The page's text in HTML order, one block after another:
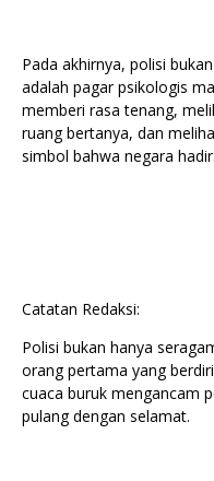
Pada akhirnya, polisi
adalah pagar psikologis
memberi rasa tenang,
ruang bertanya, dan
simbol bahwa negara hadir.
Catatan Redaksi:
Polisi bukan hanya
orang pertama yang
cuaca buruk mengancam
pulang dengan selamat.